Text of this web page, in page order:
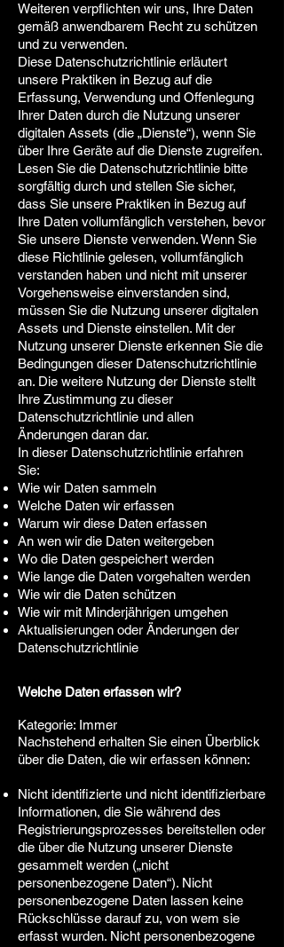
Weiteren verpflichten wir uns, Ihre Daten
gemäß anwendbarem Recht zu schützen
und zu verwenden.
Diese Datenschutzrichtlinie erläutert
unsere Praktiken in Bezug auf die
Erfassung, Verwendung und Offenlegung
Ihrer Daten durch die Nutzung unserer
digitalen Assets (die „Dienste“), wenn Sie
über Ihre Geräte auf die Dienste zugreifen.
Lesen Sie die Datenschutzrichtlinie bitte
sorgfältig durch und stellen Sie sicher,
dass Sie unsere Praktiken in Bezug auf
Ihre Daten vollumfänglich verstehen, bevor
Sie unsere Dienste verwenden. Wenn Sie
diese Richtlinie gelesen, vollumfänglich
verstanden haben und nicht mit unserer
Vorgehensweise einverstanden sind,
müssen Sie die Nutzung unserer digitalen
Assets und Dienste einstellen. Mit der
Nutzung unserer Dienste erkennen Sie die
Bedingungen dieser Datenschutzrichtlinie
an. Die weitere Nutzung der Dienste stellt
Ihre Zustimmung zu dieser
Datenschutzrichtlinie und allen
Änderungen daran dar.
In dieser Datenschutzrichtlinie erfahren
Sie:
Wie wir Daten sammeln
Welche Daten wir erfassen
Warum wir diese Daten erfassen
An wen wir die Daten weitergeben
Wo die Daten gespeichert werden
Wie lange die Daten vorgehalten werden
Wie wir die Daten schützen
Wie wir mit Minderjährigen umgehen
Aktualisierungen oder Änderungen der
Datenschutzrichtlinie
Welche Daten erfassen wir?
Kategorie: Immer
Nachstehend erhalten Sie einen Überblick
über die Daten, die wir erfassen können:
Nicht identifizierte und nicht identifizierbare
Informationen, die Sie während des
Registrierungsprozesses bereitstellen oder
die über die Nutzung unserer Dienste
gesammelt werden („nicht
personenbezogene Daten“). Nicht
personenbezogene Daten lassen keine
Rückschlüsse darauf zu, von wem sie
erfasst wurden. Nicht personenbezogene